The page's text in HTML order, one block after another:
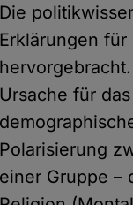
Die
Erklärungen
Ursache für
Polarisierung
einer Gruppe –